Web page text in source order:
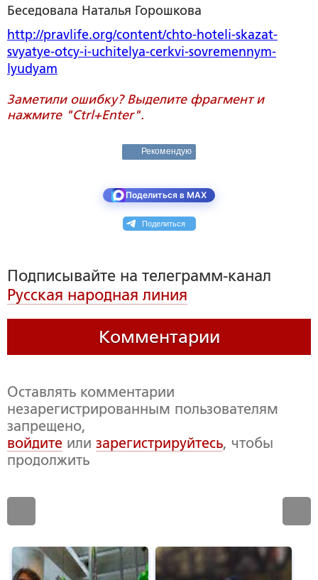
Беседовала Наталья Горошкова
http://pravlife.org/content/chto-hoteli-skazat-
svyatye-otcy-i-uchitelya-cerkvi-sovremennym-
lyudyam
Заметили ошибку? Выделите фрагмент и
нажмите "Ctrl+Enter".
Рекомендую
Поделиться в MAX
Поделиться
Подписывайте на телеграмм-канал
Русская народная линия
Комментарии
Оставлять комментарии
незарегистрированным пользователям
запрещено,
войдите или зарегистрируйтесь, чтобы
продолжить